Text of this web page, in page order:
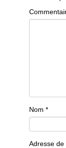
Nom *
Adresse